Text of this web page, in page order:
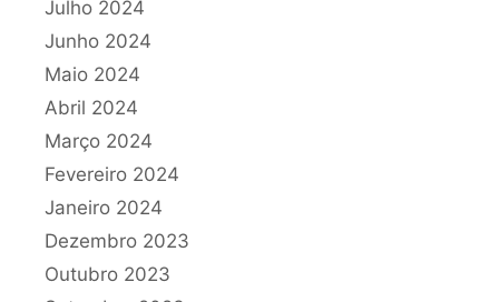
Julho 2024
Junho 2024
Maio 2024
Abril 2024
Março 2024
Fevereiro 2024
Janeiro 2024
Dezembro 2023
Outubro 2023